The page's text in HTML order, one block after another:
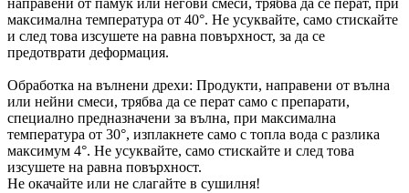
направени от памук или негови смеси, трябва да се перат, при
максимална температура от 40°. Не усуквайте, само стискайте
и след това изсушете на равна повърхност, за да се
предотврати деформация.
Обработка на вълнени дрехи: Продукти, направени от вълна
или нейни смеси, трябва да се перат само с препарати,
специално предназначени за вълна, при максимална
температура от 30°, изплакнете само с топла вода с разлика
максимум 4°. Не усуквайте, само стискайте и след това
изсушете на равна повърхност.
Не окачайте или не слагайте в сушилня!